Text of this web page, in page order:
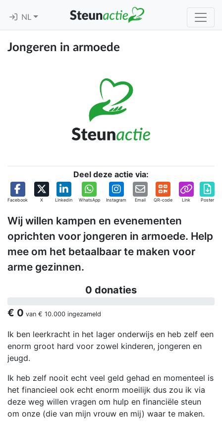
NL
Jongeren in armoede
Deel deze actie via:
Facebook X Linkedin WhatsApp Instagram Email QR-code Link Poster
Wij willen kampen en evenementen
oprichten voor jongeren in armoede. Help
mee om het betaalbaar te maken voor
arme gezinnen.
0 donaties
€ 0 van € 10.000 ingezameld
Ik ben leerkracht in het lager onderwijs en heb zelf een
enorm groot hard voor zowel kinderen, jongeren en
jeugd.
Ik heb zelf nooit echt veel geld gehad en momenteel is
het financieel ook echt enorm moeilijk dus zou ik via
deze weg willen vragen om hulp en financiële steun
om onze (die van mijn vrouw en mij) waar te maken.